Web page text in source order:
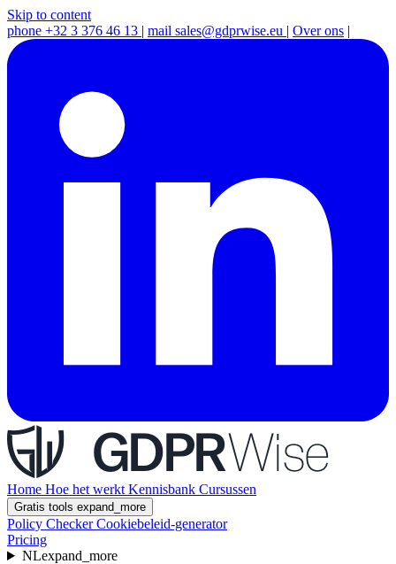
Skip to content
phone +32 3 376 46 13 | mail sales@gdprwise.eu | Over ons |
Home Hoe het werkt Kennisbank Cursussen
Gratis tools expand_more
Policy CheckerCookiebeleid-generator
Pricing
NLexpand_more